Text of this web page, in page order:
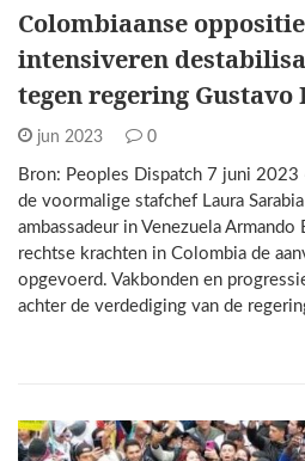
Colombiaanse
intensiveren
tegen regering Gustavo
jun 2023 0
Bron: Peoples Dispatch 7 juni 2023
de voormalige stafchef Laura
ambassadeur in Venezuela
rechtse krachten in Colombia de
opgevoerd. Vakbonden en
achter de verdediging van de